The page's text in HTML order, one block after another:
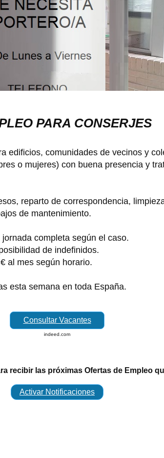
PARA CONSERJES
edificios, comunidades de vecinos y
o mujeres) con buena presencia y
reparto de correspondencia,
de mantenimiento.
completa según el caso.
de indefinidos.
al mes según horario.
esta semana en toda España.
Consultar Vacantes
indeed.com
recibir las próximas Ofertas de Empleo
Activar Notificaciones